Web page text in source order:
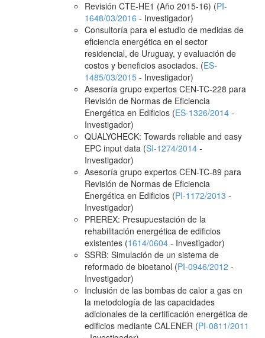
Revisión CTE-HE1 (Año 2015-16) (PI-
1648/03/2016 - Investigador)
Consultoría para el estudio de medidas de
eficiencia energética en el sector
residencial, de Uruguay, y evaluación de
costos y beneficios asociados. (ES-
1485/03/2015- Investigador)
Asesoría grupo expertos CEN-TC-228 para
Revisión de Normas de Eficiencia
Energética en Edificios (ES-1326/2014-
Investigador)
QUALYCHECK: Towards reliable and easy
EPC input data (SI-1274/2014-
Investigador)
Asesoría grupo expertos CEN-TC-89 para
Revisión de Normas de Eficiencia
Energética en Edificios (PI-1172/2013 -
Investigador)
PREREX: Presupuestación de la
rehabilitación energética de edificios
existentes (1614/0604- Investigador)
SSRB: Simulación de un sistema de
reformado de bioetanol (PI-0946/2012 -
Investigador)
Inclusión de las bombas de calor a gas en
la metodología de las capacidades
adicionales de la certificación energética de
edificios mediante CALENER (PI-0811/2011